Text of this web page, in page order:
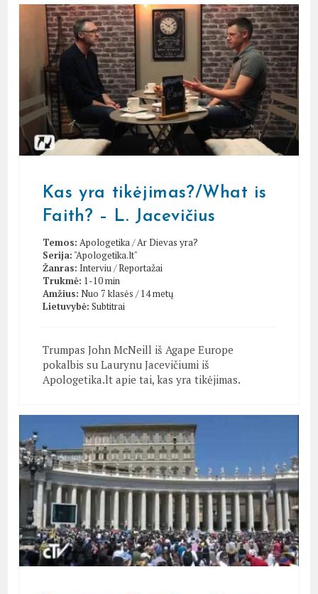
Kas yra tikėjimas?/What is
Faith? – L. Jacevičius
Temos: Apologetika/Ar Dievas yra?
Serija: "Apologetika.lt"
Žanras: Interviu/Reportažai
Trukmė: 1-10 min
Amžius: Nuo 7 klasės / 14 metų
Lietuvybė: Subtitrai
Trumpas John McNeill iš Agape Europe
pokalbis su Laurynu Jacevičiumi iš
Apologetika.lt apie tai, kas yra tikėjimas.